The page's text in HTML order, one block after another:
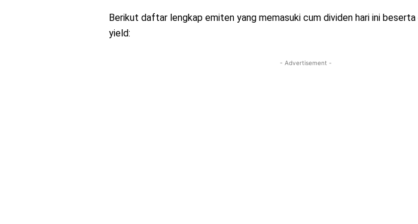
Berikut daftar lengkap emiten yang memasuki cum dividen hari ini
yield:
- Advertisement -